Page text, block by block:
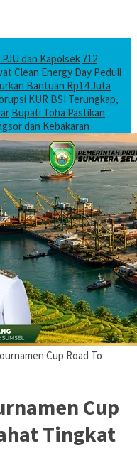
dan Kapolsek 712
Clean Energy Day Peduli
Bantuan Rp14 Juta
KUR BSI Terungkap,
Bupati Toha Pastikan
dan Kebakaran
Cup Road To
Cup
Tingkat